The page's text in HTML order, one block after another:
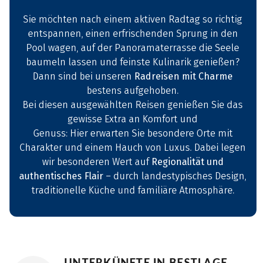
Sie möchten nach einem aktiven Radtag so richtig
entspannen, einen erfrischenden Sprung in den
Pool wagen, auf der Panoramaterrasse die Seele
baumeln lassen und feinste Kulinarik genießen?
Dann sind bei unseren Radreisen mit Charme
bestens aufgehoben.
Bei diesen ausgewählten Reisen genießen Sie das
gewisse Extra an Komfort und
Genuss: Hier erwarten Sie besondere Orte mit
Charakter und einem Hauch von Luxus. Dabei legen
wir besonderen Wert auf Regionalität und
authentisches Flair – durch landestypisches Design,
traditionelle Küche und familiäre Atmosphäre.